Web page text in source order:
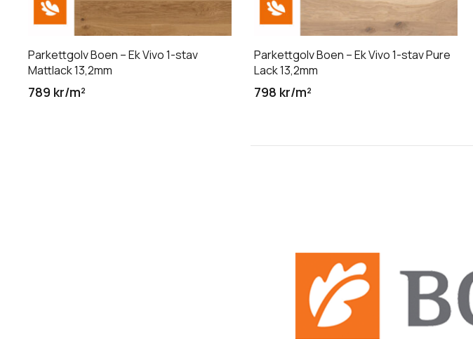
Parkettgolv Boen – Ek Vivo 1-stav
Mattlack 13,2mm
789 kr/m²
Parkettgolv Boen – Ek Vivo 1-stav Pure
Lack 13,2mm
798 kr/m²